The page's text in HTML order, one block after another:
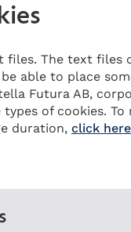
files. The text files
able to place
Futura AB,
of cookies. To
duration, click